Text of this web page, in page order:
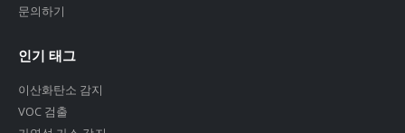
문의하기
인기 태그
이산화탄소 감지
VOC 검출